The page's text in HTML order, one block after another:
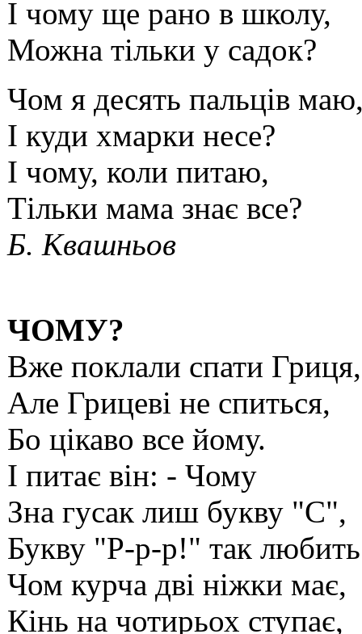
І чому ще рано в школу,
Можна тільки у садок?
Чом я десять пальців
І куди хмарки несе?
І чому, коли питаю,
Тільки мама знає все?
Б. Квашньов
ЧОМУ?
Вже поклали спати Гриця,
Але Грицеві не спиться,
Бо цікаво все йому.
І питає він: - Чому
Зна гусак лиш букву "С",
Букву "Р-р-р!" так
Чом курча дві ніжки має,
Кінь на чотирьох ступає,